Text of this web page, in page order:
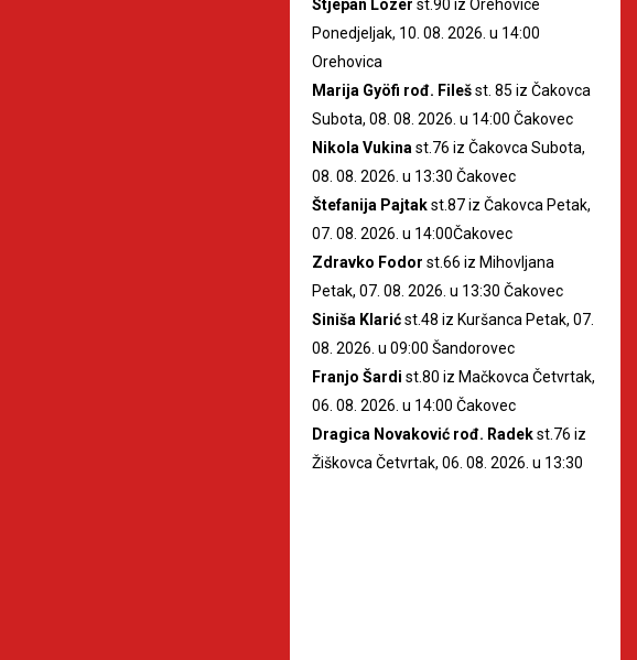
Stjepan Lozer st.90 iz Orehovice
Ponedjeljak, 10. 08. 2026. u 14:00
Orehovica
Marija Gyöfi rođ. Filešst. 85 iz Čakovca
Subota, 08. 08. 2026. u 14:00 Čakovec
Nikola Vukina st.76 iz Čakovca Subota,
08. 08. 2026. u 13:30 Čakovec
Štefanija Pajtakst.87 iz Čakovca Petak,
07. 08. 2026. u 14:00Čakovec
Zdravko Fodor st.66 iz Mihovljana
Petak, 07. 08. 2026. u 13:30 Čakovec
Siniša Klarićst.48 iz Kuršanca Petak, 07.
08. 2026. u 09:00 Šandorovec
Franjo Šardi st.80 iz Mačkovca Četvrtak,
06. 08. 2026. u 14:00 Čakovec
Dragica Novaković rođ. Radekst.76 iz
Žiškovca Četvrtak, 06. 08. 2026. u 13:30